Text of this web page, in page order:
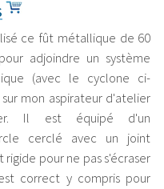
ce fût métallique de 60
adjoindre un système
(avec le cyclone ci-
mon aspirateur d'atelier
Il est équipé d'un
cerclé avec un joint
pour ne pas s'écraser
correct y compris pour